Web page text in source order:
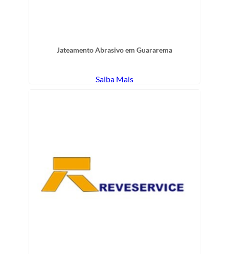
Jateamento Abrasivo em Guararema
Saiba Mais